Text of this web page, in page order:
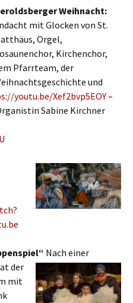
ldsberger Weihnacht:
mit Glocken von St.
Orgel,
Kirchenchor,
Pfarrteam, der
und
youtu.be/Xef2bvp5EOY–
Sabine Kirchner
Nach einer
der
mit